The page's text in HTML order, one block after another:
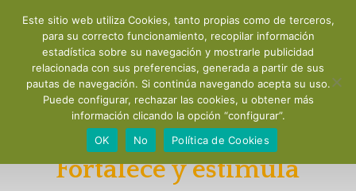
SISTEMA
INMUNOLÓGICO
Fortalece y estimula
Este sitio web utiliza Cookies, tanto propias como de terceros,
para su correcto funcionamiento, recopilar información
estadística sobre su navegación y mostrarle publicidad
relacionada con sus preferencias, generada a partir de sus
pautas de navegación. Si continúa navegando acepta su uso.
Puede configurar, rechazar las cookies, u obtener más
información clicando la opción “configurar”.
OK
No Política de Cookies